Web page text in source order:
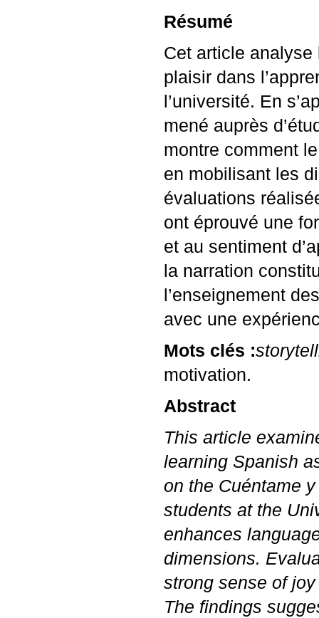
Résumé
Cet article
plaisir dans
l’université. En
mené auprès
montre comment
en mobilisant les
évaluations
ont éprouvé une
et au sentiment
la narration
l’enseignement
avec une
Mots clés :
motivation.
Abstract
This article
learning Spanish
on the Cuéntame
students at the
enhances
dimensions.
strong sense of
The findings